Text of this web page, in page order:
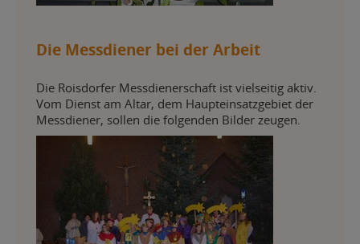
Die Messdiener bei der Arbeit
Die Roisdorfer Messdienerschaft ist vielseitig aktiv.
Vom Dienst am Altar, dem Haupteinsatzgebiet der
Messdiener, sollen die folgenden Bilder zeugen.